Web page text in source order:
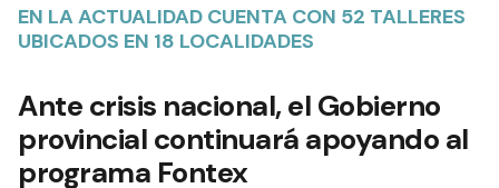
EN LA ACTUALIDAD CUENTA CON 52 TALLERES
UBICADOS EN 18 LOCALIDADES
Ante crisis nacional, el Gobierno
provincial continuará apoyando al
programa Fontex